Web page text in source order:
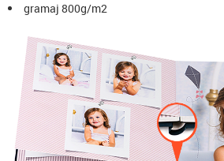
gramaj 800g/m2